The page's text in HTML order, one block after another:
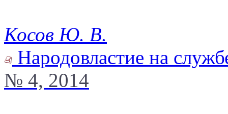
Косов Ю. В.
Народовластие на
№ 4, 2014